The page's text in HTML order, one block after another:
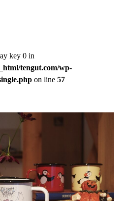
key 0 in
tengut.com/wp-
on line 57